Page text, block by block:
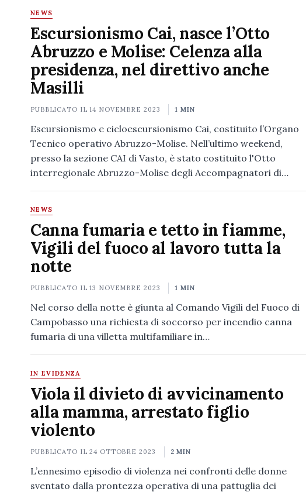
NEWS
Escursionismo Cai, nasce l’Otto
Abruzzo e Molise: Celenza alla
presidenza, nel direttivo anche
Masilli
PUBBLICATO IL14 NOVEMBRE 2023 1 MIN
Escursionismo e cicloescursionismo Cai, costituito l’Organo
Tecnico operativo Abruzzo-Molise. Nell’ultimo weekend,
presso la sezione CAI di Vasto, è stato costituito l'Otto
interregionale Abruzzo-Molise degli Accompagnatori di…
NEWS
Canna fumaria e tetto in fiamme,
Vigili del fuoco al lavoro tutta la
notte
PUBBLICATO IL13 NOVEMBRE 2023 1 MIN
Nel corso della notte è giunta al Comando Vigili del Fuoco di
Campobasso una richiesta di soccorso per incendio canna
fumaria di una villetta multifamiliare in…
IN EVIDENZA
Viola il divieto di avvicinamento
alla mamma, arrestato figlio
violento
PUBBLICATO IL24 OTTOBRE 2023 2 MIN
L’ennesimo episodio di violenza nei confronti delle donne
sventato dalla prontezza operativa di una pattuglia dei